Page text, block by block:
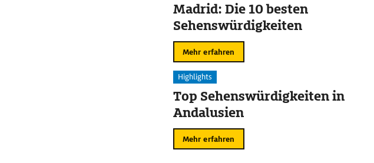
Madrid: Die 10 besten
Sehenswürdigkeiten
Mehr erfahren
Highlights
Top Sehenswürdigkeiten in
Andalusien
Mehr erfahren